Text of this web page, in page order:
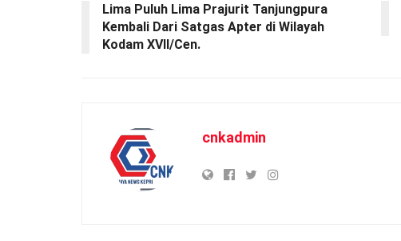
Lima Puluh Lima Prajurit Tanjungpura
Kembali Dari Satgas Apter di Wilayah
Kodam XVII/Cen.
cnkadmin